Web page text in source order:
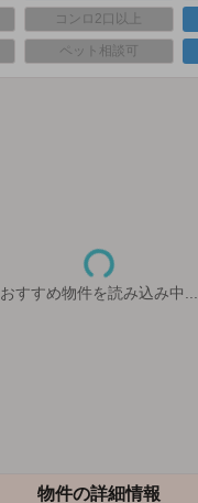
コンロ2口以上
ペット相談可
おすすめ物件を読み込み中...
物件の詳細情報